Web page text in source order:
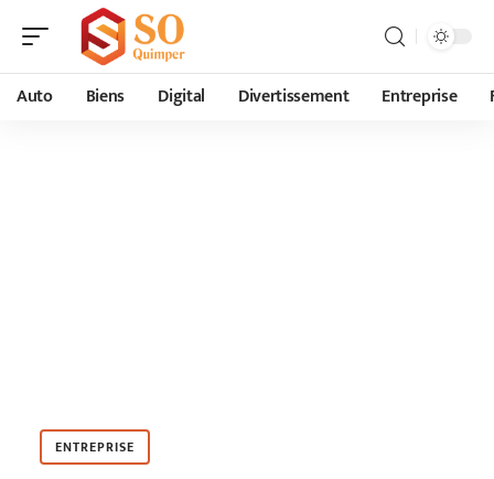
Auto Biens Digital Divertissement Entreprise
ENTREPRISE